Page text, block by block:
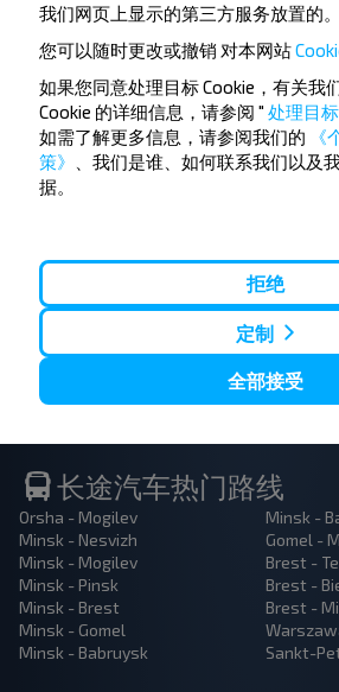
想要更便宜的旅行
吗？
不要错过INFOBUS的特殊优惠，折
惠。 订阅接收新消息，和我们一起
订阅
长途汽车热门路线
Orsha - Mogilev
Minsk - Nesvizh
Minsk - Mogilev
Minsk - Pinsk
Minsk - Brest
Minsk - Gomel
Minsk - Babruysk
Minsk -
Gomel -
Brest -
Brest -
Brest -
Sankt-
我们网页上显示的第三方服务放置的。
您可以随时更改或撤销 对本网站
如果您同意处理目标 Cookie，有关我
Cookie 的详细信息，请参阅 " 处理目
如需了解更多信息，请参阅我们的
《
策》
、我们是谁、如何联系我们以及
据。
拒绝
定制
全部接受